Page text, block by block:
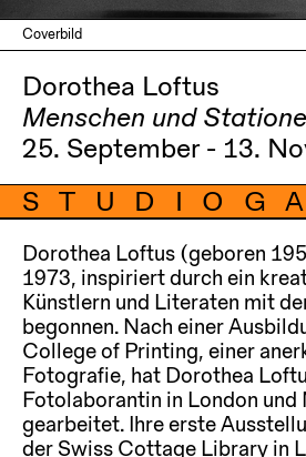
Coverbild
Dorothea Loftus
Menschen und
25. September - 13.
Dorothea Loftus (geboren
1973, inspiriert durch ein
Künstlern und Literaten mit
begonnen. Nach einer
College of Printing, einer
Fotografie, hat Dorothea
Fotolaborantin in London und
gearbeitet. Ihre erste
der Swiss Cottage Library in